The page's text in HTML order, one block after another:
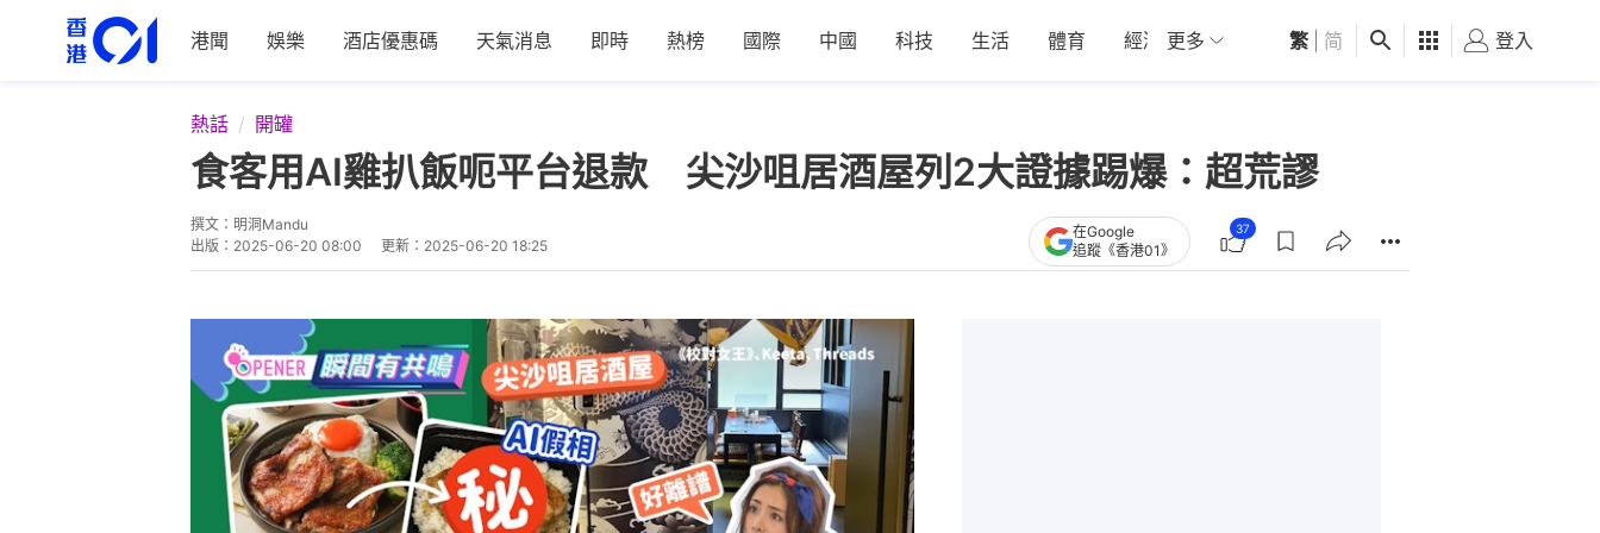
港聞 娛樂 酒店優惠碼 天氣消息 即時 熱榜 國際 中國 科技 生活 體育 經濟 01深圳 觀點 健康 好食玩飛
更多 繁 简 登入
熱話 開罐
食客用AI雞扒飯呃平台退款 尖沙咀居酒屋列2大證據踢爆：超荒謬
撰文： 明洞Mandu
出版： 2025-06-20 08:00 更新： 2025-06-20 18:25
在Google
追蹤《香港01》
37